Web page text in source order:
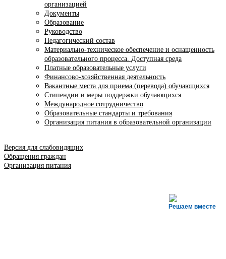
организацией
Документы
Образование
Руководство
Педагогический состав
Материально-техническое обеспечение и оснащенность
образовательного процесса. Доступная среда
Платные образовательные услуги
Финансово-хозяйственная деятельность
Вакантные места для приема (перевода) обучающихся
Стипендии и меры поддержки обучающихся
Международное сотрудничество
Образовательные стандарты и требования
Организация питания в образовательной организации
Версия для слабовидящих
Обращения граждан
Организация питания
Решаем вместе